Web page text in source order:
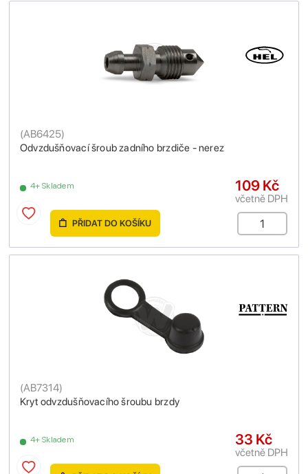
Odvzdušňovací šroub zadního brzdiče - nerez
(AB6425)
4+ Skladem 109 Kč
včetně DPH
PŘIDAT DO KOŠÍKU
Kryt odvzdušňovacího šroubu brzdy
(AB7314)
4+ Skladem 33 Kč
včetně DPH